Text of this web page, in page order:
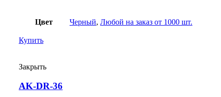
Цвет Черный, Любой на заказ от 1000 шт.
Купить
Закрыть
AK-DR-36